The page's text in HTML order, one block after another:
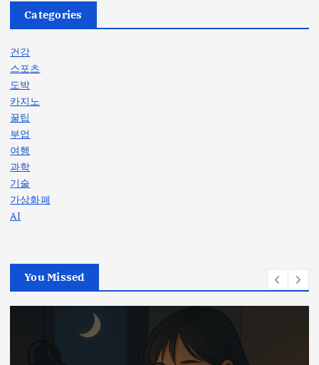
Categories
건강
스포츠
도박
카지노
꿀팁
부업
여행
과학
기술
가상화폐
AI
You Missed